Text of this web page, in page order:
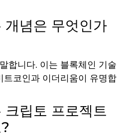
개념은 무엇인가
합니다. 이는 블록체인 기술
트코인과 이더리움이 유명합
크립토 프로젝트